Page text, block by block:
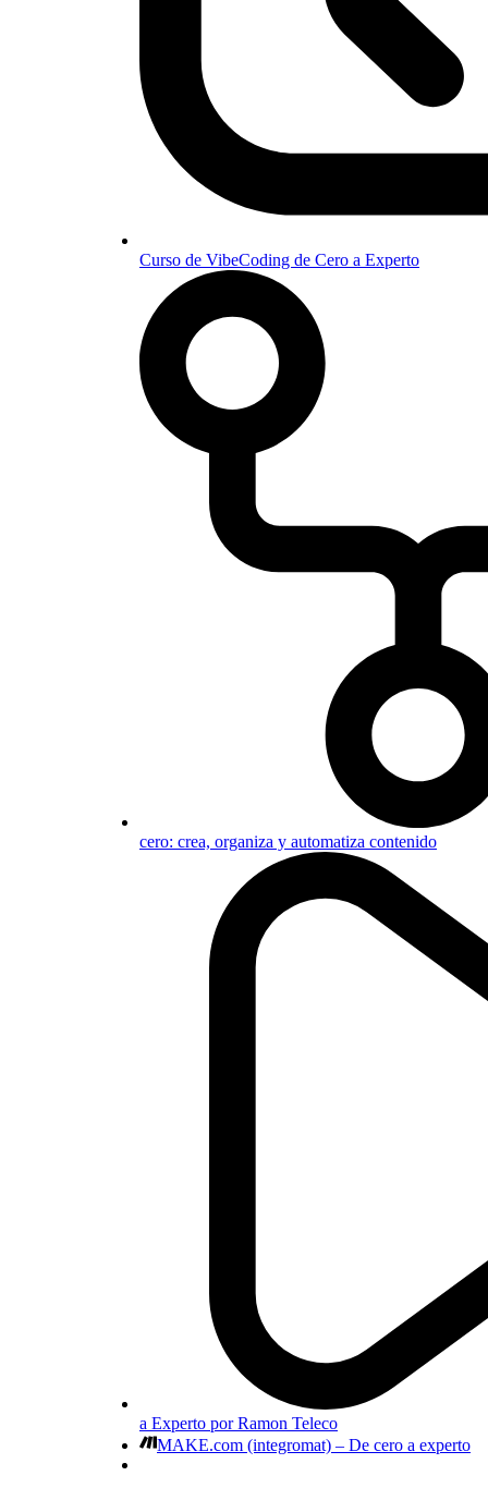
Curso de VibeCoding de Cero a Experto
cero: crea, organiza y automatiza contenido
a Experto por Ramon Teleco
MAKE.com (integromat) – De cero a experto